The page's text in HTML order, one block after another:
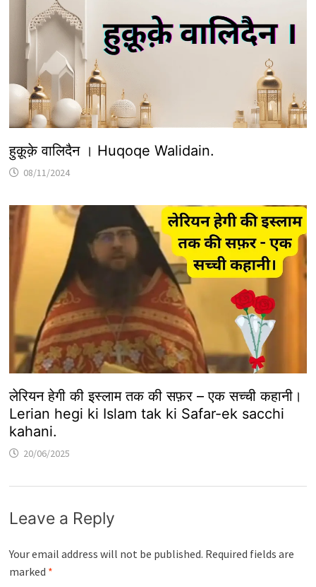
हुक़ूक़े वालिदैन । Huqoqe Walidain.
08/11/2024
लेरियन हेगी की इस्लाम तक की सफ़र – एक सच्ची कहानी।
Lerian hegi ki Islam tak ki Safar-ek sacchi
kahani.
20/06/2025
Leave a Reply
Your email address will not be published. Required fields are
marked *